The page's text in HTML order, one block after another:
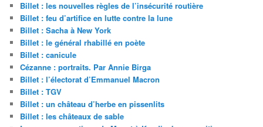
Billet : les nouvelles règles de l’insécurité routière
Billet : feu d’artifice en lutte contre la lune
Billet : Sacha à New York
Billet : le général rhabillé en poète
Billet : canicule
Cézanne : portraits. Par Annie Birga
Billet : l’électorat d’Emmanuel Macron
Billet : TGV
Billet : un château d’herbe en pissenlits
Billet : les châteaux de sable